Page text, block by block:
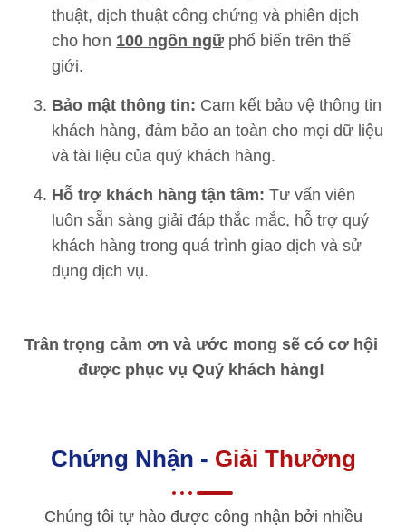
thuật, dịch thuật công chứng và phiên dịch
cho hơn 100 ngôn ngữ phổ biến trên thế
giới.
Bảo mật thông tin: Cam kết bảo vệ thông tin
khách hàng, đảm bảo an toàn cho mọi dữ liệu
và tài liệu của quý khách hàng.
Hỗ trợ khách hàng tận tâm: Tư vấn viên
luôn sẵn sàng giải đáp thắc mắc, hỗ trợ quý
khách hàng trong quá trình giao dịch và sử
dụng dịch vụ.
Trân trọng cảm ơn và ước mong sẽ có cơ hội
được phục vụ Quý khách hàng!
Chứng Nhận - Giải Thưởng
Chúng tôi tự hào được công nhận bởi nhiều